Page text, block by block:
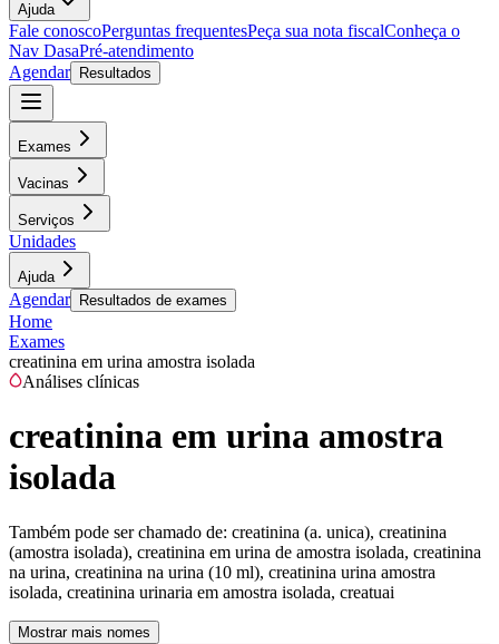
Ajuda
Fale conoscoPerguntas frequentesPeça sua nota fiscalConheça o
Nav DasaPré-atendimento
Agendar
Resultados
Exames
Vacinas
Serviços
Unidades
Ajuda
Agendar Resultados de exames
Home
Exames
creatinina em urina amostra isolada
Análises clínicas
creatinina em urina amostra
isolada
Também pode ser chamado de: creatinina (a. unica), creatinina
(amostra isolada), creatinina em urina de amostra isolada, creatinina
na urina, creatinina na urina (10 ml), creatinina urina amostra
isolada, creatinina urinaria em amostra isolada, creatuai
Mostrar mais nomes